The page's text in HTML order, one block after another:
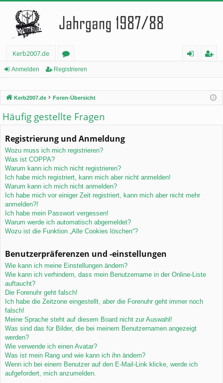
Kerb2007.de
or
rie
Anmelden Registrieren
Kerb2007.de Foren-Übersicht
Häufig gestellte Fragen
Registrierung und Anmeldung
Wozu muss ich mich registrieren?
Was ist COPPA?
Warum kann ich mich nicht registrieren?
Ich habe mich registriert, kann mich aber nicht anmelden!
Warum kann ich mich nicht anmelden?
Ich habe mich vor einiger Zeit registriert, kann mich aber nicht mehr
anmelden?!
Ich habe mein Passwort vergessen!
Warum werde ich automatisch abgemeldet?
Wozu ist die Funktion „Alle Cookies löschen“?
Benutzerpräferenzen und -einstellungen
Wie kann ich meine Einstellungen ändern?
Wie kann ich verhindern, dass mein Benutzername in der Online-Liste
auftaucht?
Die Forenuhr geht falsch!
Ich habe die Zeitzone eingestellt, aber die Forenuhr geht immer noch
falsch!
Meine Sprache steht auf diesem Board nicht zur Auswahl!
Was sind das für Bilder, die bei meinem Benutzernamen angezeigt
werden?
Wie verwende ich einen Avatar?
Was ist mein Rang und wie kann ich ihn ändern?
Wenn ich bei einem Benutzer auf den E-Mail-Link klicke, werde ich
aufgefordert, mich anzumelden.